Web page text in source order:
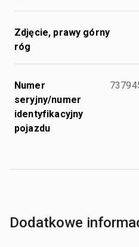
Zdjęcie, prawy górny
róg
Numer
seryjny/numer
identyfikacyjny
pojazdu
Dodatkowe